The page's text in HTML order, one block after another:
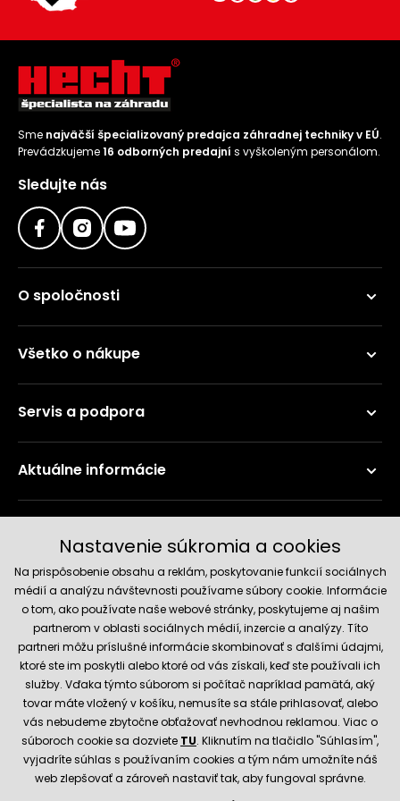
Sme najväčší špecializovaný predajca záhradnej techniky v EÚ.
Prevádzkujeme16 odborných predajní s vyškoleným personálom.
Sledujte nás
O spoločnosti
Všetko o nákupe
Servis a podpora
Aktuálne informácie
Spoľahlivý obchod
Nastavenie súkromia a cookies
Na prispôsobenie obsahu a reklám, poskytovanie funkcií sociálnych
médií a analýzu návštevnosti používame súbory cookie. Informácie
o tom, ako používate naše webové stránky, poskytujeme aj našim
partnerom v oblasti sociálnych médií, inzercie a analýzy. Títo
partneri môžu príslušné informácie skombinovať s ďalšími údajmi,
ktoré ste im poskytli alebo ktoré od vás získali, keď ste používali ich
služby. Vďaka týmto súborom si počítač napríklad pamätá, aký
tovar máte vložený v košíku, nemusíte sa stále prihlasovať, alebo
vás nebudeme zbytočne obťažovať nevhodnou reklamou. Viac o
súboroch cookie sa dozviete TU. Kliknutím na tlačidlo "Súhlasím",
vyjadríte súhlas s používaním cookies a tým nám umožníte náš
web zlepšovať a zároveň nastaviť tak, aby fungoval správne.